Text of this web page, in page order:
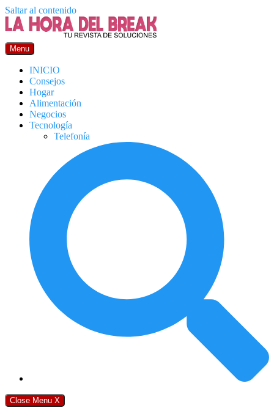
Saltar al contenido
Menu
INICIO
Consejos
Hogar
Alimentación
Negocios
Tecnología
Telefonía
Close Menu X